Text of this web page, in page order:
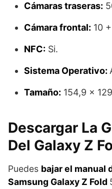
Cámaras traseras:
Cámara frontal: 10
NFC: Si.
Sistema Operativo:
Tamaño: 154,9 x
Descargar La
Del Galaxy Z
Puedes bajar el manual
Samsung Galaxy Z Fold